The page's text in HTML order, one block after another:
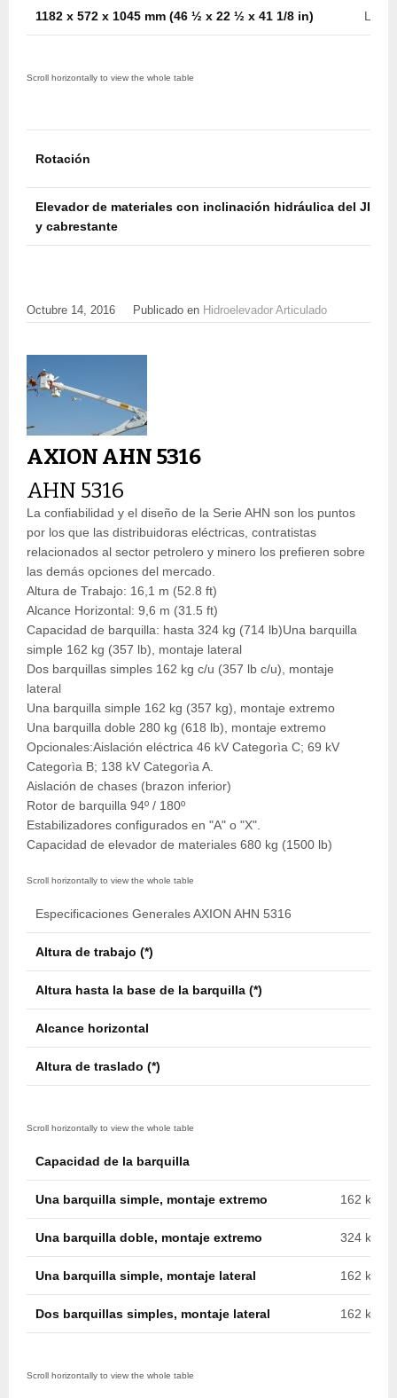
1182 x 572 x 1045 mm (46 ½ x 22 ½ x 41 1/8 in)
Rotación
Elevador de materiales con inclinación hidráulica del JIB
y cabrestante
Octubre 14, 2016 Publicado en Hidroelevador Articulado
AXION AHN 5316
AHN 5316
La confiabilidad y el diseño de la Serie AHN son los puntos
por los que las distribuidoras eléctricas, contratistas
relacionados al sector petrolero y minero los prefieren sobre
las demás opciones del mercado.
Altura de Trabajo: 16,1 m (52.8 ft)
Alcance Horizontal: 9,6 m (31.5 ft)
Capacidad de barquilla: hasta 324 kg (714 lb)Una barquilla
simple 162 kg (357 lb), montaje lateral
Dos barquillas simples 162 kg c/u (357 lb c/u), montaje
lateral
Una barquilla simple 162 kg (357 kg), montaje extremo
Una barquilla doble 280 kg (618 lb), montaje extremo
Opcionales:Aislación eléctrica 46 kV Categorìa C; 69 kV
Categorìa B; 138 kV Categorìa A.
Aislación de chases (brazon inferior)
Rotor de barquilla 94º / 180º
Estabilizadores configurados en "A" o "X".
Capacidad de elevador de materiales 680 kg (1500 lb)
Especificaciones Generales AXION AHN 5316
Altura de trabajo (*)
Altura hasta la base de la barquilla (*)
Alcance horizontal
Altura de traslado (*)
Capacidad de la barquilla
Una barquilla simple, montaje extremo 162 kg
Una barquilla doble, montaje extremo 324 kg
Una barquilla simple, montaje lateral 162 kg
Dos barquillas simples, montaje lateral 162 kg c/